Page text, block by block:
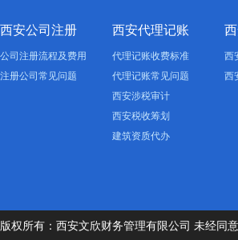
西安公司注册
公司注册流程及费用
注册公司常见问题
西安代理记账
代理记账收费标准
代理记账常见问题
西安涉税审计
西安税收筹划
建筑资质代办
西
西
版权所有：西安文欣财务管理有限公司 未经同